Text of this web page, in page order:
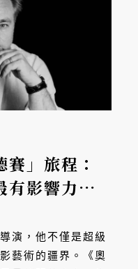
」旅程：
有影響力的
演，他不僅是超級
藝術的疆界。《奧